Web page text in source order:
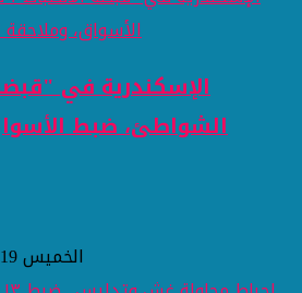
الإسكندرية في
الشواطئ، ضبط
الخميس 19 مارس 2026 08:51 مساءً